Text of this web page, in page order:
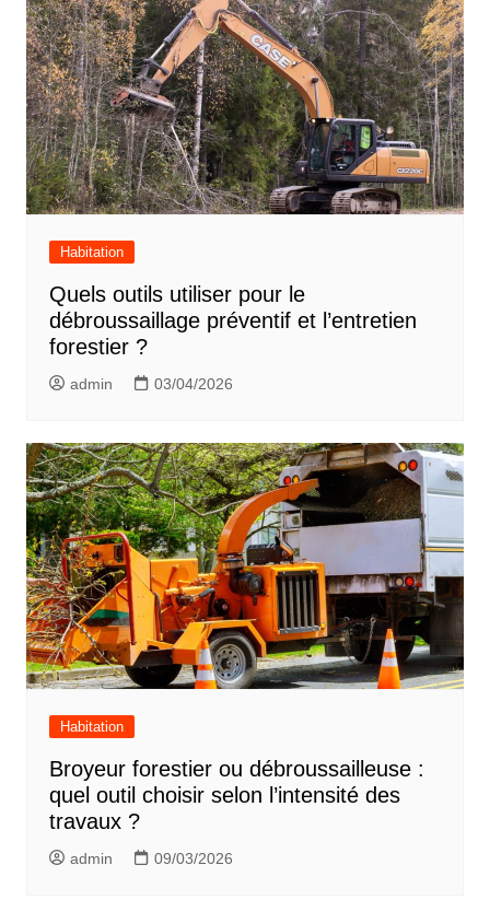
de
l’article
Habitation
Quels outils utiliser pour le
débroussaillage préventif et l’entretien
forestier ?
admin 03/04/2026
Habitation
Broyeur forestier ou débroussailleuse :
quel outil choisir selon l’intensité des
travaux ?
admin 09/03/2026